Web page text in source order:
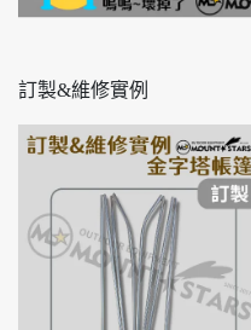
訂製&維修實例